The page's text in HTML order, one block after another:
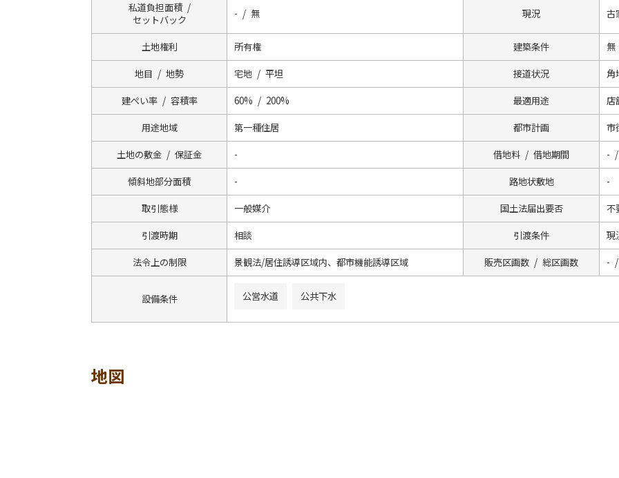
私道負担面積 /
セットバック
- / 無 現況 古
土地権利 所有権 建築条件 無
地目 / 地勢 宅地 / 平坦 接道状況 角
建ぺい率 / 容積率 60% / 200% 最適用途 店
用途地域 第一種住居 都市計画 市
土地の敷金 / 保証金 - 借地料 / 借地期間 -
傾斜地部分面積 - 路地状敷地 -
取引態様 一般媒介 国土法届出要否 不
引渡時期 相談 引渡条件 現
法令上の制限 景観法/居住誘導区域内、都市機能誘導区域 販売区画数 / 総区画数 -
設備条件 公営水道 公共下水
地図